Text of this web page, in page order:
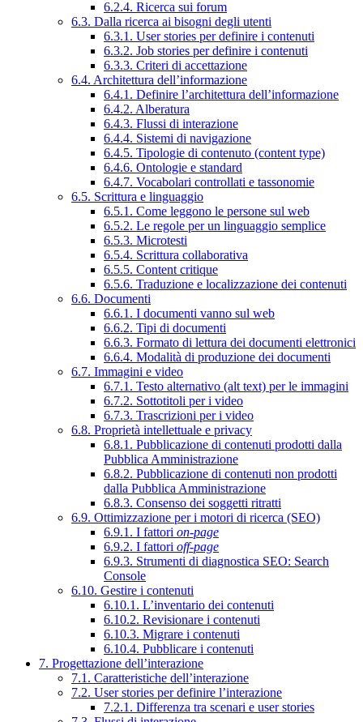
6.2.4. Ricerca sui forum
6.3. Dalla ricerca ai bisogni degli utenti
6.3.1. User stories per definire i contenuti
6.3.2. Job stories per definire i contenuti
6.3.3. Criteri di accettazione
6.4. Architettura dell’informazione
6.4.1. Definire l’architettura dell’informazione
6.4.2. Alberatura
6.4.3. Flussi di interazione
6.4.4. Sistemi di navigazione
6.4.5. Tipologie di contenuto (content type)
6.4.6. Ontologie e standard
6.4.7. Vocabolari controllati e tassonomie
6.5. Scrittura e linguaggio
6.5.1. Come leggono le persone sul web
6.5.2. Le regole per un linguaggio semplice
6.5.3. Microtesti
6.5.4. Scrittura collaborativa
6.5.5. Content critique
6.5.6. Traduzione e localizzazione dei contenuti
6.6. Documenti
6.6.1. I documenti vanno sul web
6.6.2. Tipi di documenti
6.6.3. Formato di lettura dei documenti elettronici
6.6.4. Modalità di produzione dei documenti
6.7. Immagini e video
6.7.1. Testo alternativo (alt text) per le immagini
6.7.2. Sottotitoli per i video
6.7.3. Trascrizioni per i video
6.8. Proprietà intellettuale e privacy
6.8.1. Pubblicazione di contenuti prodotti dalla
Pubblica Amministrazione
6.8.2. Pubblicazione di contenuti non prodotti
dalla Pubblica Amministrazione
6.8.3. Consenso dei soggetti ritratti
6.9. Ottimizzazione per i motori di ricerca (SEO)
6.9.1. I fattori on-page
6.9.2. I fattori off-page
6.9.3. Strumenti di diagnostica SEO: Search
Console
6.10. Gestire i contenuti
6.10.1. L’inventario dei contenuti
6.10.2. Revisionare i contenuti
6.10.3. Migrare i contenuti
6.10.4. Pubblicare i contenuti
7. Progettazione dell’interazione
7.1. Caratteristiche dell’interazione
7.2. User stories per definire l’interazione
7.2.1. Differenza tra scenari e user stories